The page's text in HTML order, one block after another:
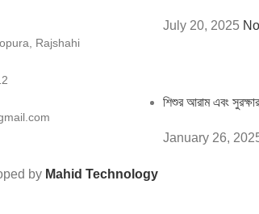
Rajshahi
July 20, 2025
শিশুর আরাম এবং
January 26,
by Mahid Technology